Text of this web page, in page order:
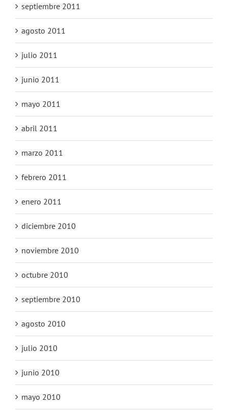
septiembre 2011
agosto 2011
julio 2011
junio 2011
mayo 2011
abril 2011
marzo 2011
febrero 2011
enero 2011
diciembre 2010
noviembre 2010
octubre 2010
septiembre 2010
agosto 2010
julio 2010
junio 2010
mayo 2010